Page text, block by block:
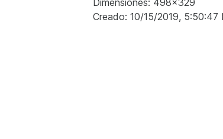
Dimensiones: 498x329
Creado: 10/15/2019, 5:50:47